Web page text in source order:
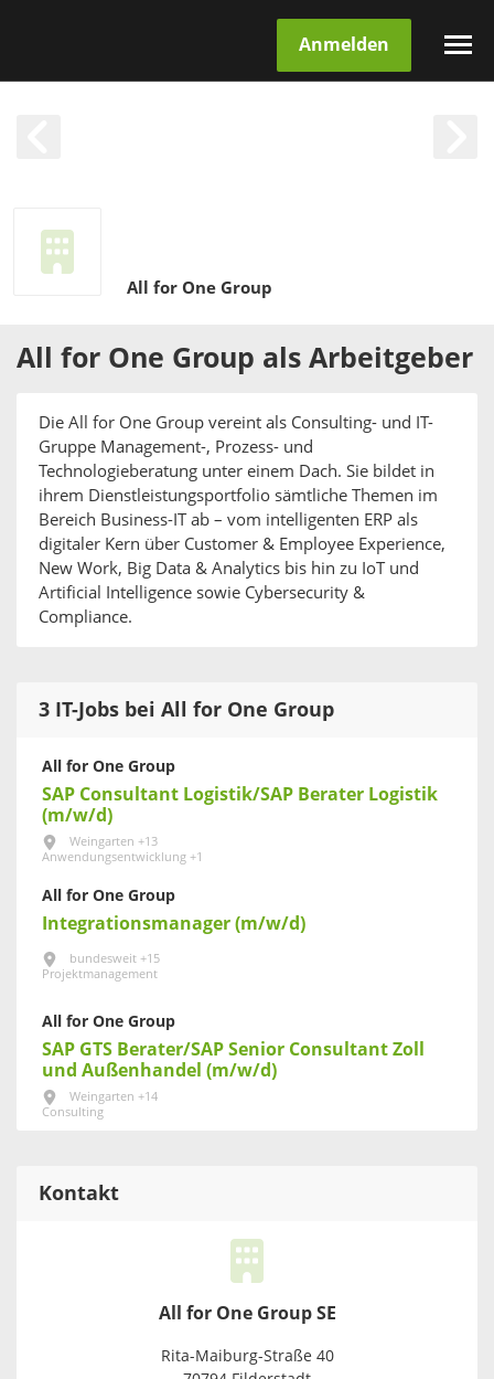
Anmelden
All for One Group
All for One Group als Arbeitgeber
Die All for One Group vereint als Consulting- und IT-
Gruppe Management-, Prozess- und
Technologieberatung unter einem Dach. Sie bildet in
ihrem Dienstleistungsportfolio sämtliche Themen im
Bereich Business-IT ab – vom intelligenten ERP als
digitaler Kern über Customer & Employee Experience,
New Work, Big Data & Analytics bis hin zu IoT und
Artificial Intelligence sowie Cybersecurity &
Compliance.
3 IT-Jobs bei All for One Group
All for One Group
SAP Consultant Logistik/SAP Berater Logistik
(m/w/d)
Weingarten +13
Anwendungsentwicklung +1
All for One Group
Integrationsmanager (m/w/d)
bundesweit +15
Projektmanagement
All for One Group
SAP GTS Berater/SAP Senior Consultant Zoll
und Außenhandel (m/w/d)
Weingarten +14
Consulting
Kontakt
All for One Group SE
Rita-Maiburg-Straße 40